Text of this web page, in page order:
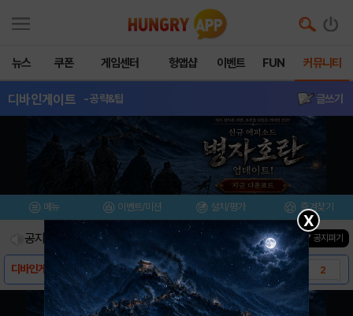
뉴스 쿠폰 게임센터 헝앱샵 이벤트 FUN 커뮤니티
디바인게이트 - 공략&팁 글쓰기
메뉴 이벤트/미션 설치/평가 즐겨찾기
공지사항 진행중인 이벤트0건 ▼ 공지펴기
디바인게이트란 어떤 게임인가요? 2
[공략] 분류별 카드 정보 (by 나뭇가지군)
X